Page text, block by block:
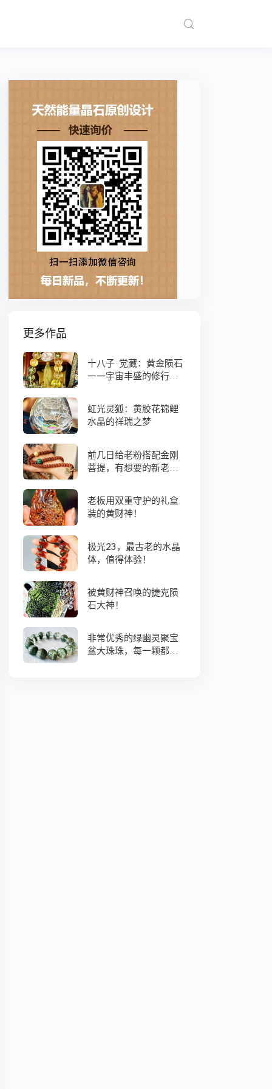
更多作品
十八子·觉藏：黄金陨石
——宇宙丰盛的修行之
虹光灵狐：黄胶花锦鲤
水晶的祥瑞之梦
前几日给老粉搭配金刚
菩提，有想要的新老
老板用双重守护的礼盒
装的黄财神！
极光23，最古老的水晶
体，值得体验！
被黄财神召唤的捷克陨
石大神！
非常优秀的绿幽灵聚宝
盆大珠珠，每一颗都蕴